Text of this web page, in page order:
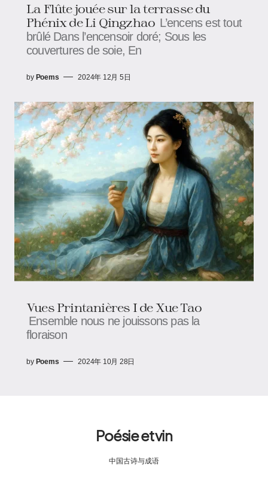
La Flûte jouée sur la terrasse du
Phénix de Li Qingzhao L’encens est tout
brûlé Dans l’encensoir doré; Sous les
couvertures de soie, En
by Poems 2024年 12月 5日
Vues Printanières I de Xue Tao
Ensemble nous ne jouissons pas la
floraison
by Poems 2024年 10月 28日
Poésie et vin
中国古诗与成语